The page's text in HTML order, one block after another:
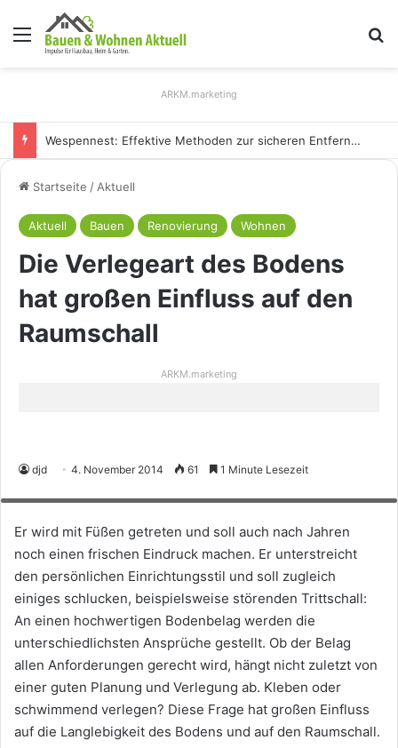
Menü
ARKM.marketing
Holz Pendelleuchten: Eleganz und Nachhaltigkeit für Ihr Zuhause
Startseite / Aktuell
Aktuell Bauen Renovierung Wohnen
Die Verlegeart des Bodens
hat großen Einfluss auf den
Raumschall
ARKM.marketing
djd 4. November 2014 61 1 Minute Lesezeit
Verbraucher maßgeschneiderte Unterstützung bei der Planung und
Er wird mit Füßen getreten und soll auch nach Jahren
noch einen frischen Eindruck machen. Er unterstreicht
den persönlichen Einrichtungsstil und soll zugleich
einiges schlucken, beispielsweise störenden Trittschall:
An einen hochwertigen Bodenbelag werden die
unterschiedlichsten Ansprüche gestellt. Ob der Belag
allen Anforderungen gerecht wird, hängt nicht zuletzt von
einer guten Planung und Verlegung ab. Kleben oder
schwimmend verlegen? Diese Frage hat großen Einfluss
auf die Langlebigkeit des Bodens und auf den Raumschall.